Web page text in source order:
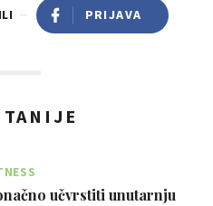
ILI PRIJAVA
učvrstiti unutarnju